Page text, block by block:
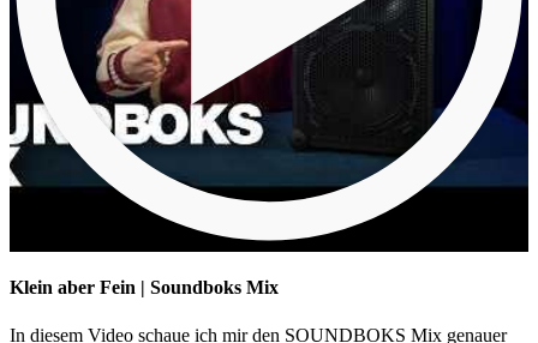
Klein aber Fein | Soundboks Mix
In diesem Video schaue ich mir den SOUNDBOKS Mix genauer